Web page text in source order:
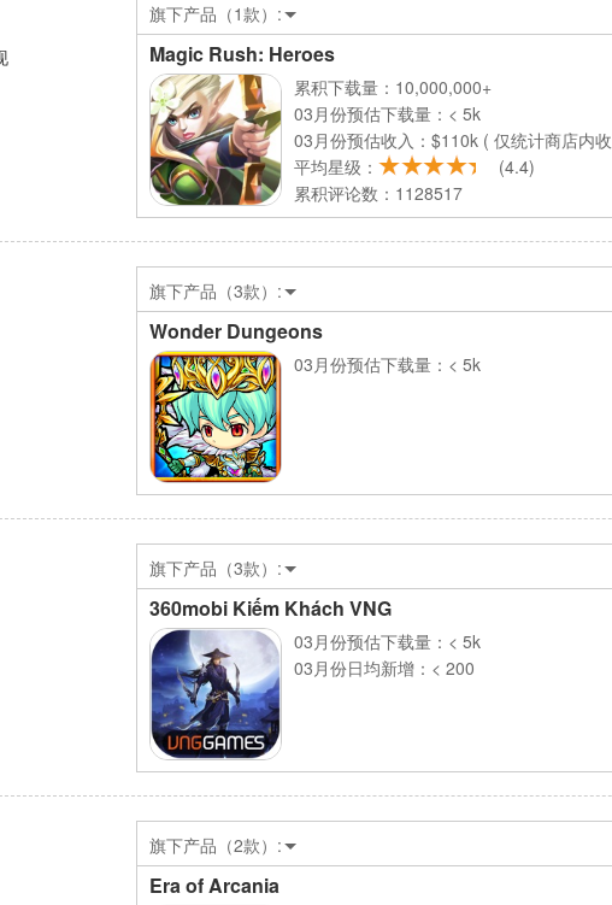
旗下产品（1款）:
Magic Rush: Heroes
累积下载量：10,000,000+
03月份预估下载量：< 5k
03月份预估收入：$110k ( 仅统计商店内
平均星级：
(4.4)
累积评论数：1128517
旗下产品（3款）:
Wonder Dungeons
03月份预估下载量：< 5k
旗下产品（3款）:
360mobi Kiếm Khách VNG
03月份预估下载量：< 5k
03月份日均新增：< 200
旗下产品（2款）:
Era of Arcania